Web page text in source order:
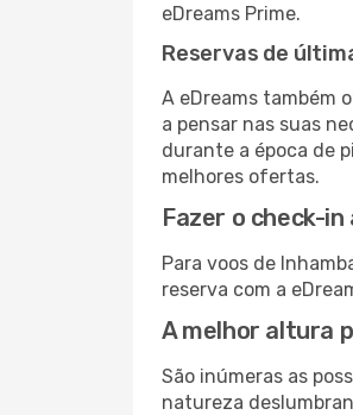
eDreams Prime.
Reservas de
A eDreams também
a pensar nas suas
durante a época de
melhores ofertas.
Fazer o check-
Para voos de
reserva com a
A melhor altura
São inúmeras as
natureza